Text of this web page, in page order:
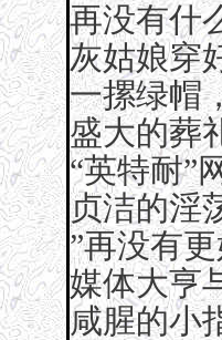
再没有什
灰姑娘穿
一摞绿帽
盛大的葬
“英特耐”
贞洁的淫
”再没有
媒体大亨
咸腥的小